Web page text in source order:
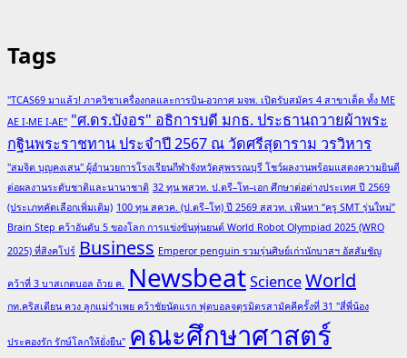
รับ
สมัคร
นัก
ศึกษา
ป.โท
สาขา
ทันต
จัด
ฟัน
Tags
"TCAS69 มาแล้ว! ภาควิชาเครื่องกลและการบิน-อวกาศ มจพ. เปิดรับสมัคร 4 สาขาเด็ด ทั้ง ME
AE I-ME I-AE" "ศ.ดร.บังอร" อธิการบดี มกธ. ประธานถวายผ้าพระ
กฐินพระราชทาน ประจำปี 2567 ณ วัดศรีสุดาราม วรวิหาร
"สมจิต บุญคงเสน" ผู้อำนวยการโรงเรียนกีฬาจังหวัดสุพรรณบุรี โชว์ผลงานพร้อมแสดงความยินดี
ต่อผลงานระดับชาติและนานาชาติ 32 ทุน พสวท. ป.ตรี–โท–เอก ศึกษาต่อต่างประเทศ ปี 2569
(ประเภทคัดเลือกเพิ่มเติม) 100 ทุน สควค. (ป.ตรี–โท) ปี 2569 สสวท. เฟ้นหา “ครู SMT รุ่นใหม่”
Brain Step คว้าอันดับ 5 ของโลก การแข่งขันหุ่นยนต์ World Robot Olympiad 2025 (WRO
2025) ที่สิงคโปร์ Business Emperor penguin รวมรุ่นศิษย์เก่านักบาสฯ อัสสัมชัญ
คว้าที่ 3 บาสเกตบอล ถ้วย ค. NewsbeatScienceWorld
กท.คริสเตียน ควง ลูกแม่รำเพย คว้าชัยนัดแรก ฟุตบอลจตุรมิตรสามัคคีครั้งที่ 31 "สี่พี่น้อง
ประคองรัก รักษ์โลกให้ยั่งยืน" คณะศึกษาศาสตร์